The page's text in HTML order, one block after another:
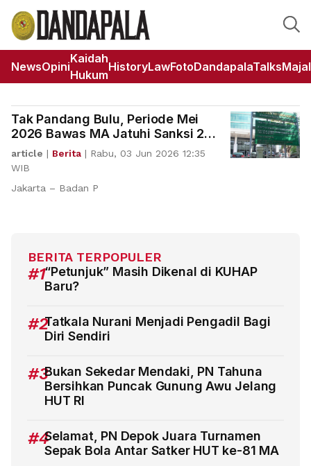
NewsOpini
Kaidah
Hukum
HistoryLawFotoDandapalaTalks
Tak Pandang Bulu, Periode Mei
2026 Bawas MA Jatuhi Sanksi 25
Hakim & Aparatur Peradilan
article | Berita | Rabu, 03 Jun 2026 12:35
WIB
Jakarta – Badan P
BERITA TERPOPULER
#1“Petunjuk” Masih Dikenal di KUHAP
Baru?
#2Tatkala Nurani Menjadi Pengadil Bagi
Diri Sendiri
#3Bukan Sekedar Mendaki, PN Tahuna
Bersihkan Puncak Gunung Awu Jelang
HUT RI
#4Selamat, PN Depok Juara Turnamen
Sepak Bola Antar Satker HUT ke-81 MA